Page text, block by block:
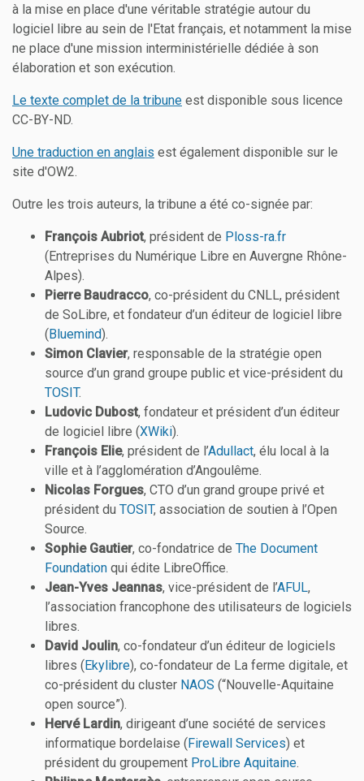
à la mise en place d'une véritable stratégie autour du
logiciel libre au sein de l'Etat français, et notamment la mise
ne place d'une mission interministérielle dédiée à son
élaboration et son exécution.
Le texte complet de la tribune est disponible sous licence
CC-BY-ND.
Une traduction en anglais est également disponible sur le
site d'OW2.
Outre les trois auteurs, la tribune a été co-signée par:
François Aubriot, président de Ploss-ra.fr
(Entreprises du Numérique Libre en Auvergne Rhône-
Alpes).
Pierre Baudracco, co-président du CNLL, président
de SoLibre, et fondateur d’un éditeur de logiciel libre
(Bluemind).
Simon Clavier, responsable de la stratégie open
source d’un grand groupe public et vice-président du
TOSIT.
Ludovic Dubost, fondateur et président d’un éditeur
de logiciel libre (XWiki).
François Elie, président de l’Adullact, élu local à la
ville et à l’agglomération d’Angoulême.
Nicolas Forgues, CTO d’un grand groupe privé et
président du TOSIT, association de soutien à l’Open
Source.
Sophie Gautier, co-fondatrice de The Document
Foundation qui édite LibreOffice.
Jean-Yves Jeannas, vice-président de l’AFUL,
l’association francophone des utilisateurs de logiciels
libres.
David Joulin, co-fondateur d’un éditeur de logiciels
libres (Ekylibre), co-fondateur de La ferme digitale, et
co-président du cluster NAOS (“Nouvelle-Aquitaine
open source”).
Hervé Lardin, dirigeant d’une société de services
informatique bordelaise (Firewall Services) et
président du groupement ProLibre Aquitaine.